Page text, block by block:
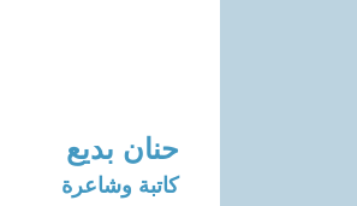
حنان بديع
كاتبة وشاعرة